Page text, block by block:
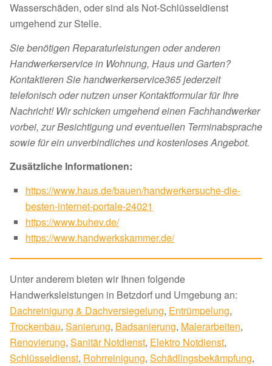
Wasserschäden, oder sind als Not-Schlüsseldienst
umgehend zur Stelle.
Sie benötigen Reparaturleistungen oder anderen
Handwerkerservice in Wohnung, Haus und Garten?
Kontaktieren Sie handwerkerservice365 jederzeit
telefonisch oder nutzen unser Kontaktformular für Ihre
Nachricht! Wir schicken umgehend einen Fachhandwerker
vorbei, zur Besichtigung und eventuellen Terminabsprache
sowie für ein unverbindliches und kostenloses Angebot.
Zusätzliche Informationen:
https://www.haus.de/bauen/handwerkersuche-die-
besten-internet-portale-24021
https://www.buhev.de/
https://www.handwerkskammer.de/
Unter anderem bieten wir Ihnen folgende
Handwerksleistungen in Betzdorf und Umgebung an:
Dachreinigung & Dachversiegelung, Entrümpelung,
Trockenbau, Sanierung, Badsanierung, Malerarbeiten,
Renovierung, Sanitär Notdienst, Elektro Notdienst,
Schlüsseldienst, Rohrreinigung, Schädlingsbekämpfung,